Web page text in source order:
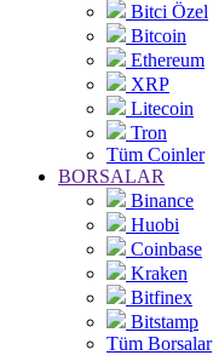
Bitci Özel
Bitcoin
Ethereum
XRP
Litecoin
Tron
Tüm Coinler
BORSALAR
Binance
Huobi
Coinbase
Kraken
Bitfinex
Bitstamp
Tüm Borsalar